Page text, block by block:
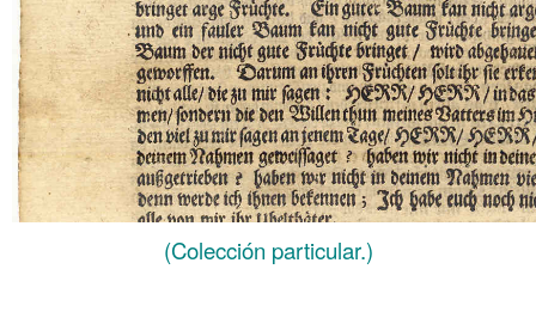
(Colección particular.)